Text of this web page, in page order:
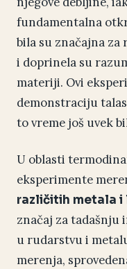
fundamentalna
bila su značajna
i doprinela su
materiji. Ovi
demonstraciju
to vreme još uvek
U oblasti
eksperimente
različitih metala i
značaj za tadašnju
u rudarstvu i
merenja,